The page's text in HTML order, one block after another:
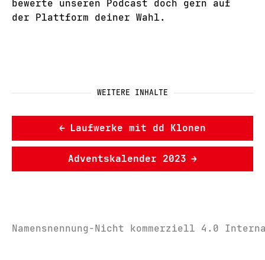
bewerte unseren Podcast doch gern auf
der Plattform deiner Wahl.
WEITERE INHALTE
← Laufwerke mit dd Klonen
Adventskalender 2023 →
Namensnennung-Nicht kommerziell 4.0